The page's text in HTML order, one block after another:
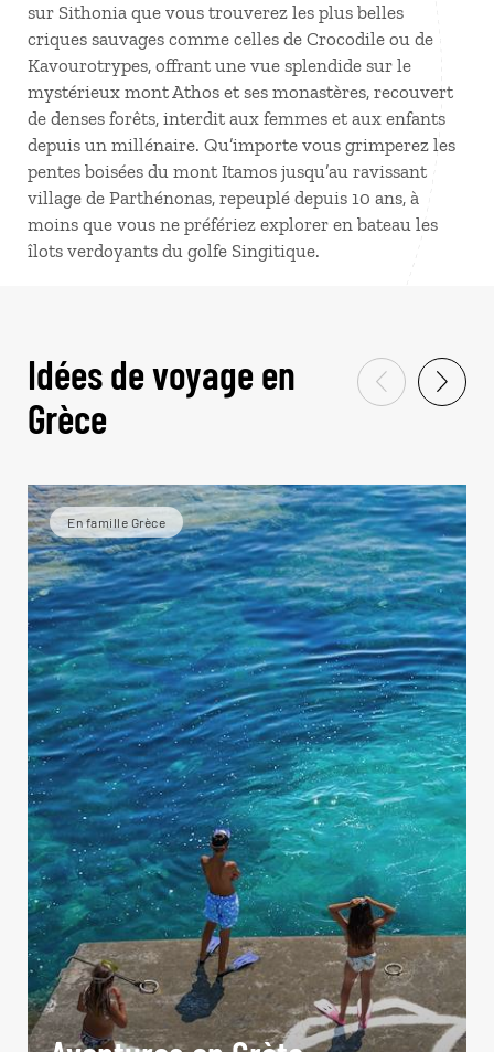
sur Sithonia que vous trouverez les plus belles
criques sauvages comme celles de Crocodile ou de
Kavourotrypes, offrant une vue splendide sur le
mystérieux mont Athos et ses monastères, recouvert
de denses forêts, interdit aux femmes et aux enfants
depuis un millénaire. Qu’importe vous grimperez les
pentes boisées du mont Itamos jusqu’au ravissant
village de Parthénonas, repeuplé depuis 10 ans, à
moins que vous ne préfériez explorer en bateau les
îlots verdoyants du golfe Singitique.
Idées de voyage en
Grèce
En famille Grèce